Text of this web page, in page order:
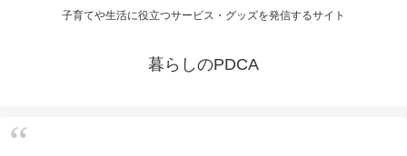
子育てや生活に役立つサービス・グッズを発信するサイト
暮らしのPDCA